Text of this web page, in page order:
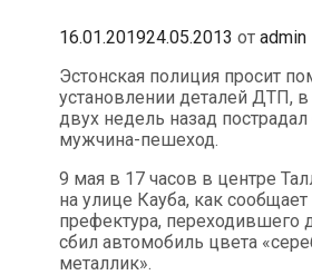
16.01.201924.05.2013 от admin
Эстонская полиция просит
установлении деталей ДТП,
двух недель назад
мужчина-пешеход.
9 мая в 17 часов в центре
на улице Кауба, как
префектура, переходившего
сбил автомобиль цвета
металлик».